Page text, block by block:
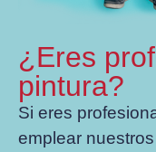
¿Eres
pintura?
Si eres
emplear